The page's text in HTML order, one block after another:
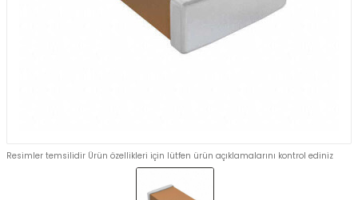
Resimler temsilidir Ürün özellikleri için lütfen ürün açıklamalarını kontrol ediniz